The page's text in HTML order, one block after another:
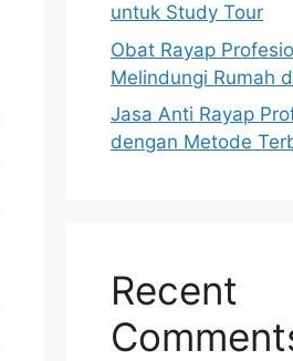
untuk Study Tour
Obat Rayap
Melindungi Rumah
Jasa Anti Rayap
dengan Metode
Recent